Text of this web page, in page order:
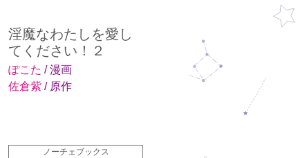
淫魔なわたしを愛し
てください！２
ぽこた / 漫画
佐倉紫 / 原作
ノーチェブックス